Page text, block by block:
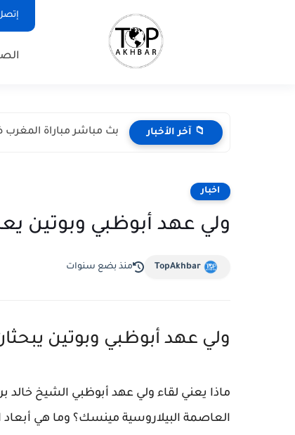
📁 آخر الأخبار بث مباشر مباراة المغرب
اخبار
ولي عهد أبوظبي وبوتين
TopAkhbar منذ بضع سنوات
ولي عهد أبوظبي وبوتين
ماذا يعني لقاء ولي عهد أبوظبي الشيخ خالد
العاصمة البيلاروسية مينسك؟ وما هي أبعاد